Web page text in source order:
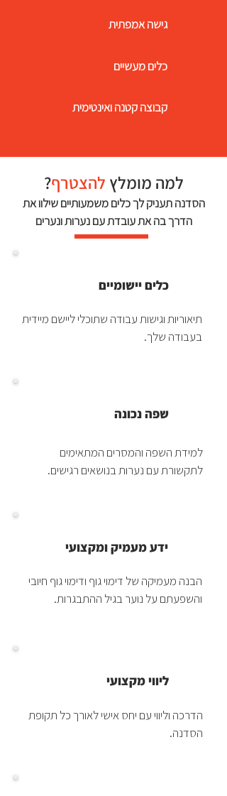
גישה אמפתית
כלים מעשיים
קבוצה קטנה ואינטימית
למה מומלץ להצטרף?
הסדנה תעניק לך כלים משמעותיים שילוו את
הדרך בה את עובדת עם נערות ונערים
כלים יישומיים
תיאוריות וגישות עבודה שתוכלי ליישם מיידית
בעבודה שלך.
שפה נכונה
למידת השפה והמסרים המתאימים
לתקשורת עם נערות בנושאים רגישים.
ידע מעמיק ומקצועי
הבנה מעמיקה של דימוי גוף ודימוי גוף חיובי
והשפעתם על נוער בגיל ההתבגרות.
ליווי מקצועי
הדרכה וליווי עם יחס אישי לאורך כל תקופת
הסדנה.